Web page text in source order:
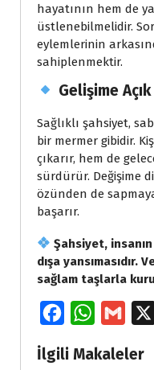
hayatının hem de
üstlenebilmelidir.
eylemlerinin
sahiplenmektir.
Gelişime
Sağlıklı şahsiyet,
bir mermer gibidir.
çıkarır, hem de
sürdürür. Değişime
özünden de
başarır.
Şahsiyet,
dışa yansımasıdır.
sağlam taşlarla
c
W
a
a
İlgili Makaleler